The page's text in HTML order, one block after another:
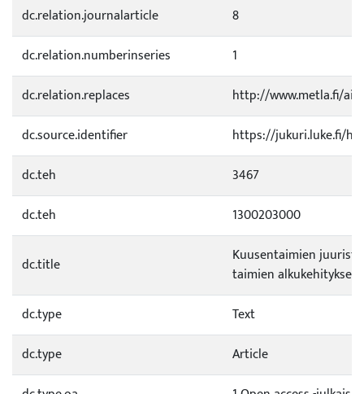
dc.relation.journalarticle
8
dc.relation.numberinseries
1
dc.relation.replaces
http://www.metla.fi/
dc.source.identifier
https://jukuri.luke.fi/
dc.teh
3467
dc.teh
1300203000
dc.title
Kuusentaimien
taimien alkukehitykselle
dc.type
Text
dc.type
Article